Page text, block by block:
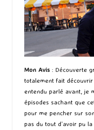
Mon Avis : Découverte
totalement fait
entendu parlé avant, je
épisodes sachant que
pour me pencher sur
pas du tout d’avoir pu